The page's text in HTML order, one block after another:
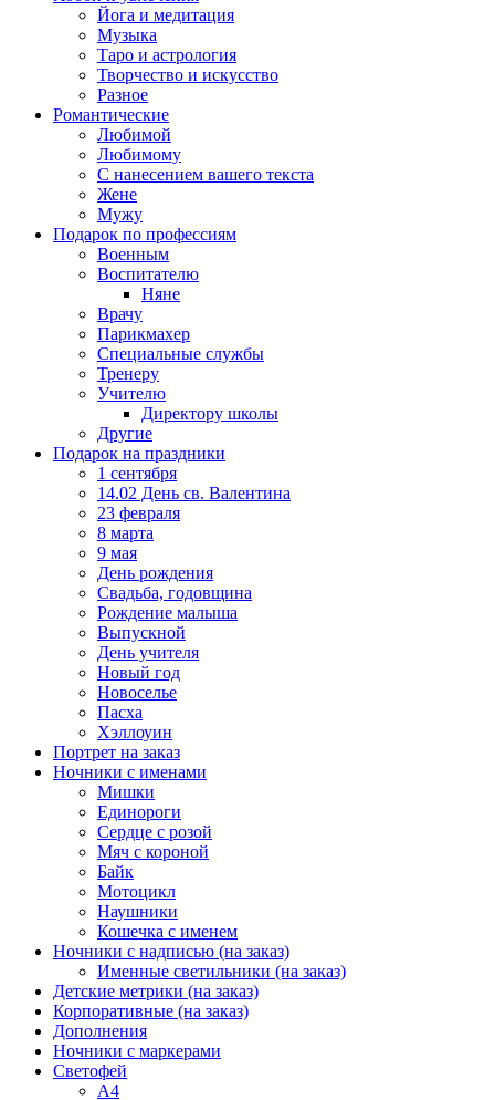
Йога и медитация
Музыка
Таро и астрология
Творчество и искусство
Разное
Романтические
Любимой
Любимому
С нанесением вашего текста
Жене
Мужу
Подарок по профессиям
Военным
Воспитателю
Няне
Врачу
Парикмахер
Специальные службы
Тренеру
Учителю
Директору школы
Другие
Подарок на праздники
1 сентября
14.02 День св. Валентина
23 февраля
8 марта
9 мая
День рождения
Свадьба, годовщина
Рождение малыша
Выпускной
День учителя
Новый год
Новоселье
Пасха
Хэллоуин
Портрет на заказ
Ночники с именами
Мишки
Единороги
Сердце с розой
Мяч с короной
Байк
Мотоцикл
Наушники
Кошечка с именем
Ночники с надписью (на заказ)
Именные светильники (на заказ)
Детские метрики (на заказ)
Корпоративные (на заказ)
Дополнения
Ночники с маркерами
Светофей
А4